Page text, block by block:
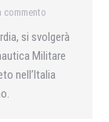
commento
si svolgerà
Militare
nell’Italia